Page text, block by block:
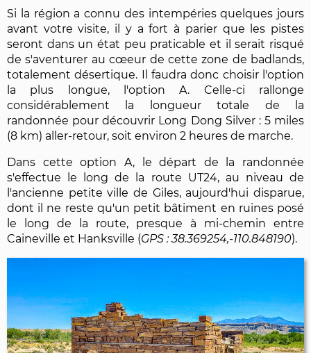
Si la région a connu des intempéries quelques jours
avant votre visite, il y a fort à parier que les pistes
seront dans un état peu praticable et il serait risqué
de s'aventurer au cœeur de cette zone de badlands,
totalement désertique. Il faudra donc choisir l'option
la plus longue, l'option A. Celle-ci rallonge
considérablement la longueur totale de la
randonnée pour découvrir Long Dong Silver : 5 miles
(8 km) aller-retour, soit environ 2 heures de marche.
Dans cette option A, le départ de la randonnée
s'effectue le long de la route UT24, au niveau de
l'ancienne petite ville de Giles, aujourd'hui disparue,
dont il ne reste qu'un petit bâtiment en ruines posé
le long de la route, presque à mi-chemin entre
Caineville et Hanksville (
38.369254,-110.848190).